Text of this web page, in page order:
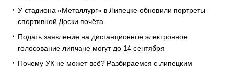
У стадиона «Металлург» в Липецке обновили портреты
спортивной Доски почёта
Подать заявление на дистанционное электронное
голосование липчане могут до 14 сентября
Почему УК не может всё? Разбираемся с липецким